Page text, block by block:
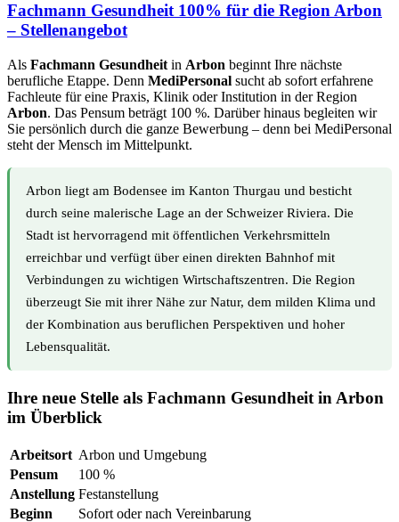
Fachmann Gesundheit 100% für die Region Arbon
– Stellenangebot
Als Fachmann Gesundheit in Arbon beginnt Ihre nächste
berufliche Etappe. Denn MediPersonal sucht ab sofort erfahrene
Fachleute für eine Praxis, Klinik oder Institution in der Region
Arbon. Das Pensum beträgt 100 %. Darüber hinaus begleiten wir
Sie persönlich durch die ganze Bewerbung – denn bei MediPersonal
steht der Mensch im Mittelpunkt.
Arbon liegt am Bodensee im Kanton Thurgau und besticht
durch seine malerische Lage an der Schweizer Riviera. Die
Stadt ist hervorragend mit öffentlichen Verkehrsmitteln
erreichbar und verfügt über einen direkten Bahnhof mit
Verbindungen zu wichtigen Wirtschaftszentren. Die Region
überzeugt Sie mit ihrer Nähe zur Natur, dem milden Klima und
der Kombination aus beruflichen Perspektiven und hoher
Lebensqualität.
Ihre neue Stelle als Fachmann Gesundheit in Arbon
im Überblick
Arbeitsort Arbon und Umgebung
Pensum
100 %
Anstellung Festanstellung
Beginn
Sofort oder nach Vereinbarung